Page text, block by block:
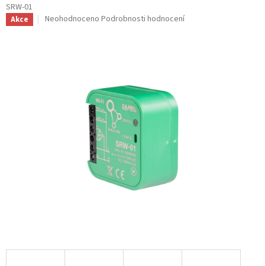
SRW-01
Akce
Průměrné
Neohodnoceno Podrobnosti hodnocení